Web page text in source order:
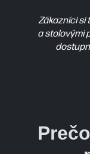
Zákazníci si
a stolovými